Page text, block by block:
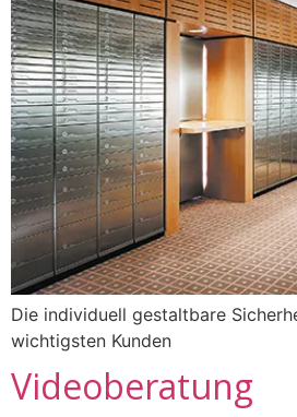
Die individuell gestaltbare
wichtigsten Kunden
Videoberatung